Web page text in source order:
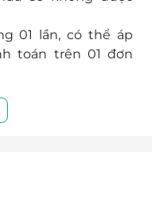
Cuisine không
thêm nhiều chi
mong muốn mang
ăn nồng nàn
cũng rất riêng, rất
01 lần, có thể áp
toán trên 01 đơn
trị giá E-Gift khách
mua. LifeLink sẽ
trả các mã thẻ bị